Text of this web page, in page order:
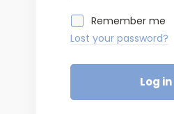
Remember me
Lost your password?
Log in